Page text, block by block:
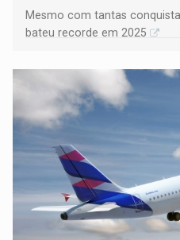
Mesmo com tantas
bateu recorde em 2025